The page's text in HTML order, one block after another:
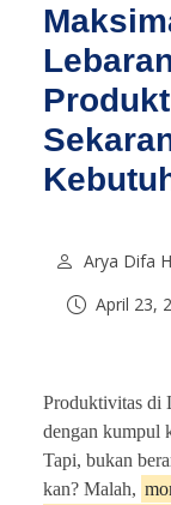
Arya Difa
April 23,
Produktivitas di
dengan kumpul
Tapi, bukan
kan? Malah,